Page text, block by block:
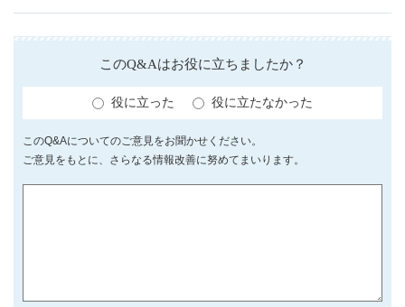
このQ&Aはお役に立ちましたか？
役に立った 役に立たなかった
このQ&Aについてのご意見をお聞かせください。
ご意見をもとに、さらなる情報改善に努めてまいります。